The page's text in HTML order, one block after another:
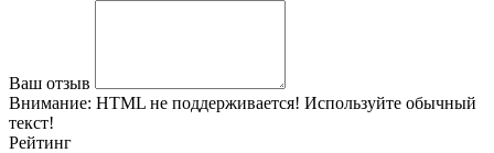
Ваш отзыв
Внимание: HTML не поддерживается! Используйте обычный
текст!
Рейтинг